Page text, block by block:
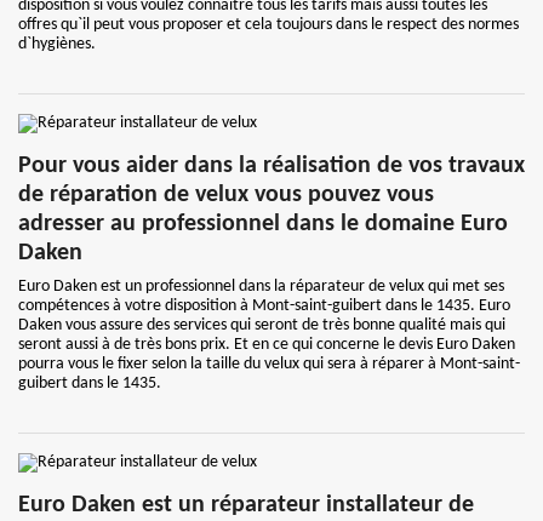
disposition si vous voulez connaitre tous les tarifs mais aussi toutes les
offres qu`il peut vous proposer et cela toujours dans le respect des normes
d`hygiènes.
Pour vous aider dans la réalisation de vos travaux
de réparation de velux vous pouvez vous
adresser au professionnel dans le domaine Euro
Daken
Euro Daken est un professionnel dans la réparateur de velux qui met ses
compétences à votre disposition à Mont-saint-guibert dans le 1435. Euro
Daken vous assure des services qui seront de très bonne qualité mais qui
seront aussi à de très bons prix. Et en ce qui concerne le devis Euro Daken
pourra vous le fixer selon la taille du velux qui sera à réparer à Mont-saint-
guibert dans le 1435.
Euro Daken est un réparateur installateur de